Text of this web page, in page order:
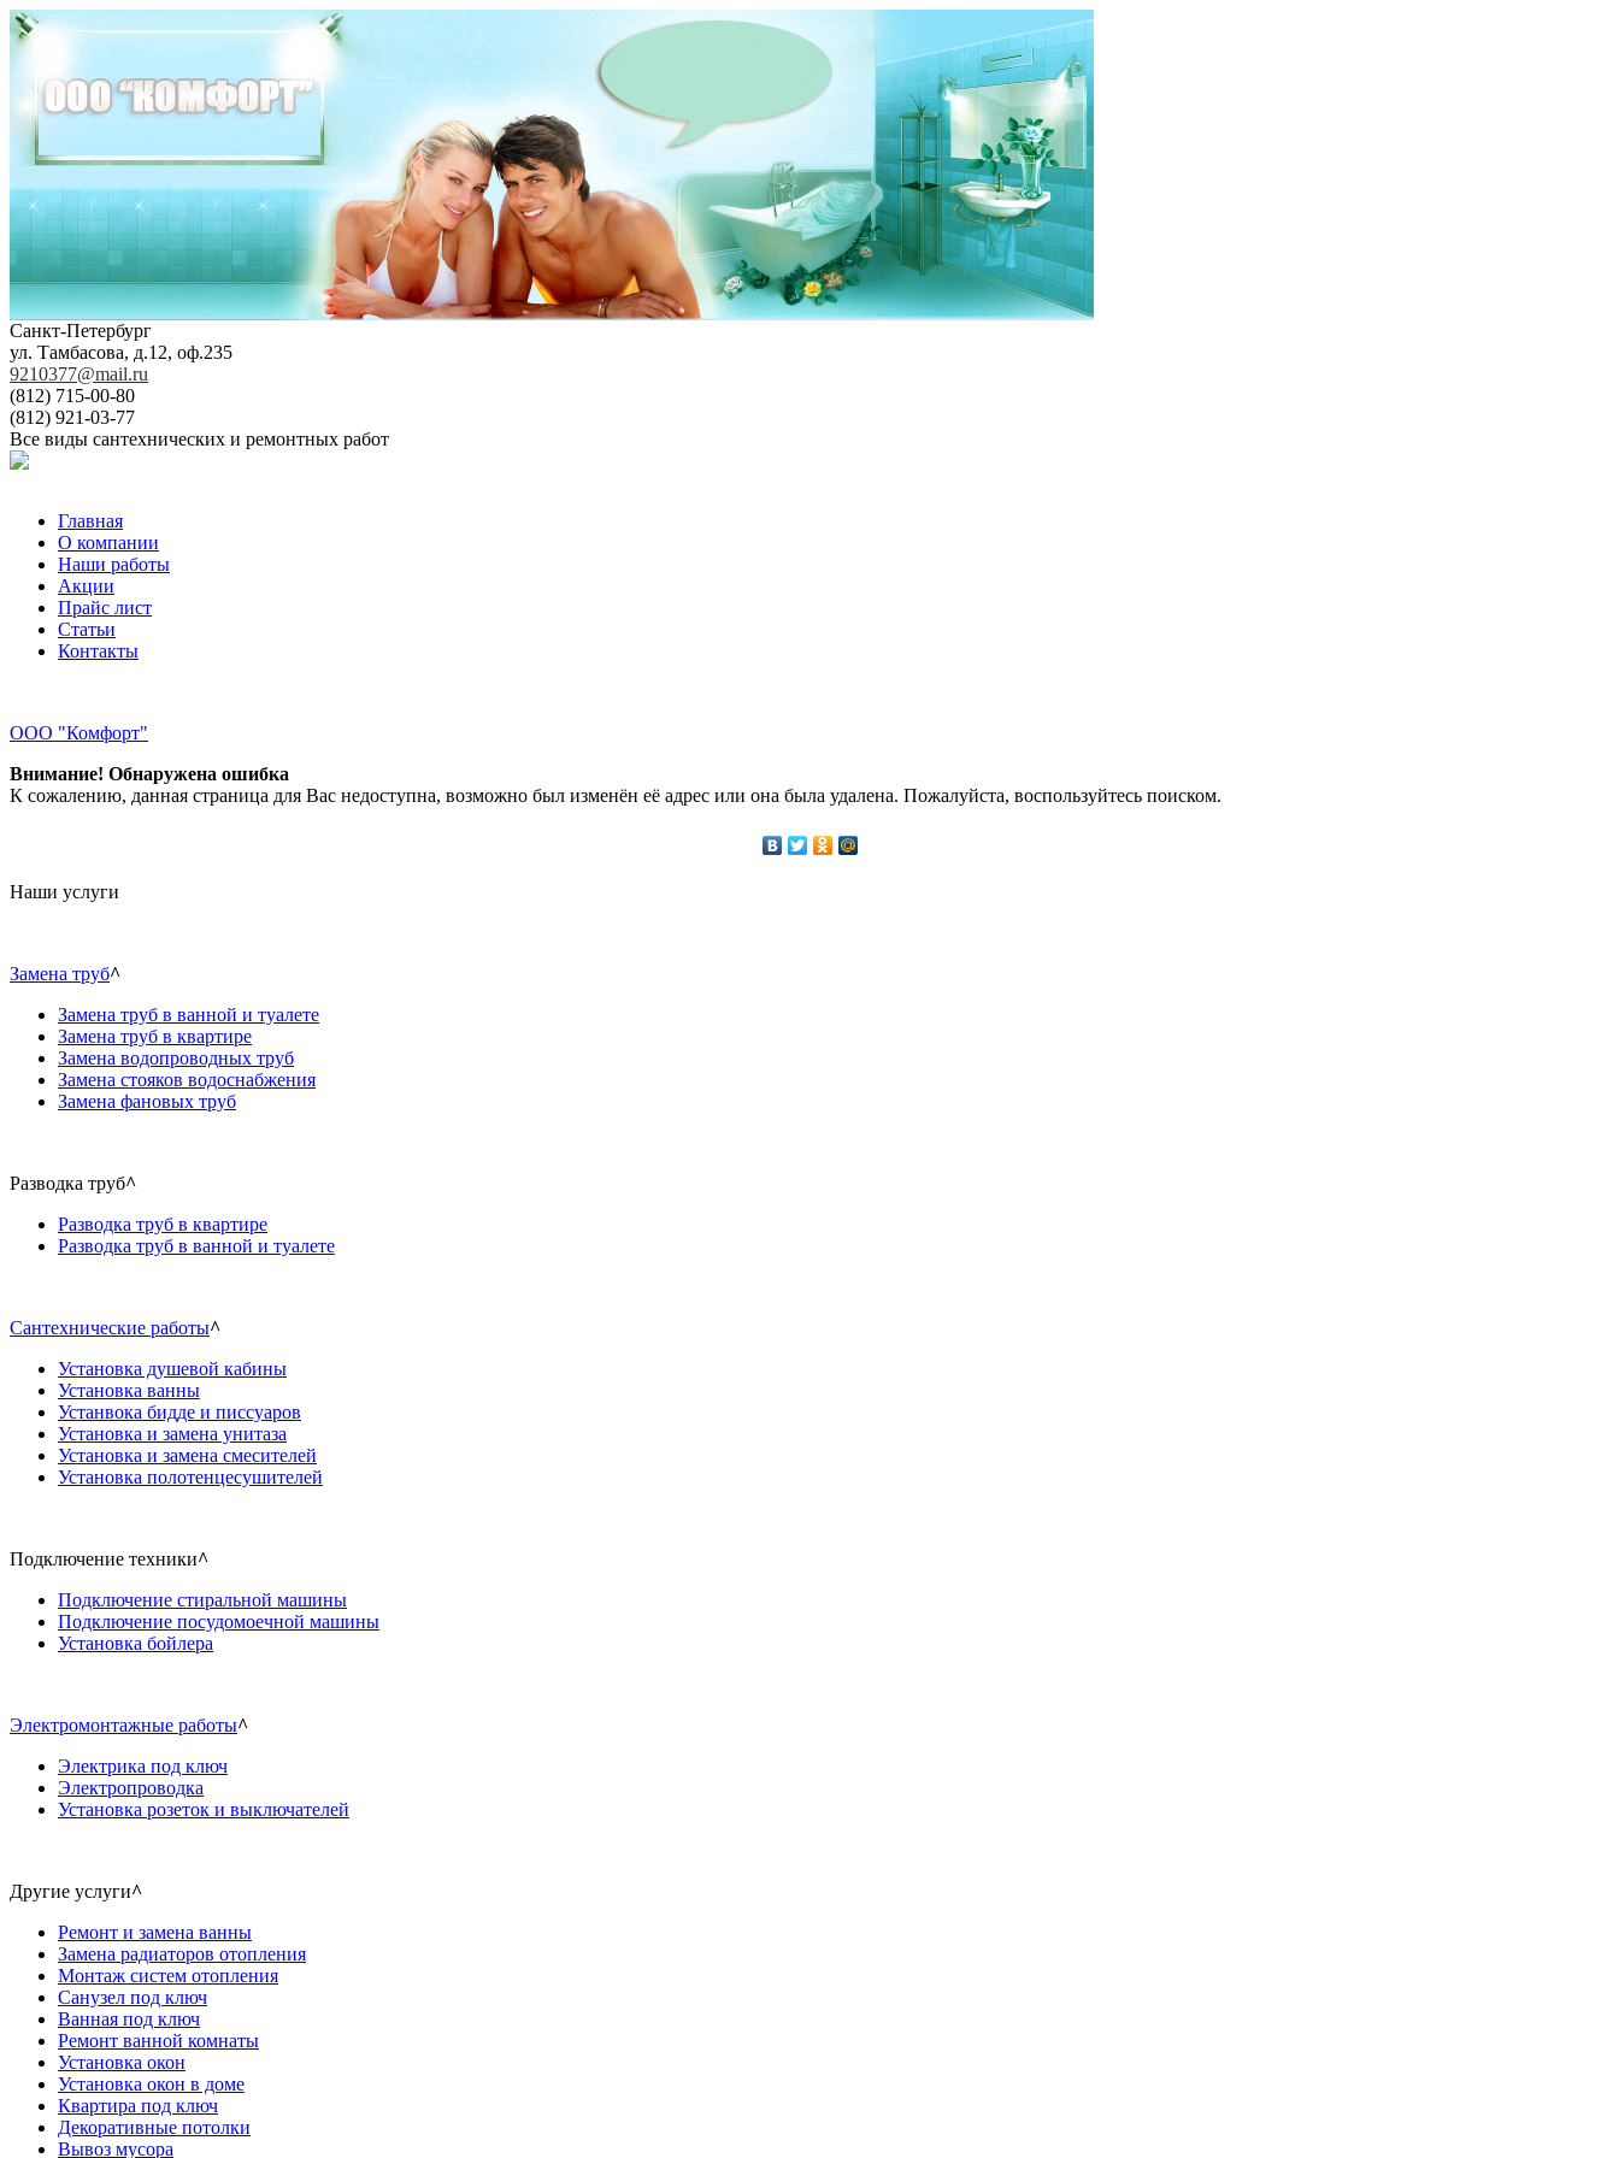
Санкт-Петербург
ул. Тамбасова, д.12, оф.235
9210377@mail.ru
(812) 715-00-80
(812) 921-03-77
Все виды сантехнических и ремонтных работ
Главная
О компании
Наши работы
Акции
Прайс лист
Статьи
Контакты
ООО "Комфорт"
Внимание! Обнаружена ошибка
К сожалению, данная страница для Вас недоступна, возможно был изменён её адрес или она была удалена. Пожалуйста, воспользуйтесь поиском.
Наши услуги
Замена труб^
Замена труб в ванной и туалете
Замена труб в квартире
Замена водопроводных труб
Замена стояков водоснабжения
Замена фановых труб
Разводка труб^
Разводка труб в квартире
Разводка труб в ванной и туалете
Сантехнические работы^
Установка душевой кабины
Установка ванны
Устанвока бидде и писсуаров
Установка и замена унитаза
Установка и замена смесителей
Установка полотенцесушителей
Подключение техники^
Подключение стиральной машины
Подключение посудомоечной машины
Установка бойлера
Электромонтажные работы^
Электрика под ключ
Электропроводка
Установка розеток и выключателей
Другие услуги^
Ремонт и замена ванны
Замена радиаторов отопления
Монтаж систем отопления
Санузел под ключ
Ванная под ключ
Ремонт ванной комнаты
Установка окон
Установка окон в доме
Квартира под ключ
Декоративные потолки
Вывоз мусора